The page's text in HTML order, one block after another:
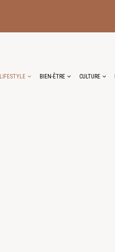
LIFESTYLE BIEN-ÊTRE CULTURE